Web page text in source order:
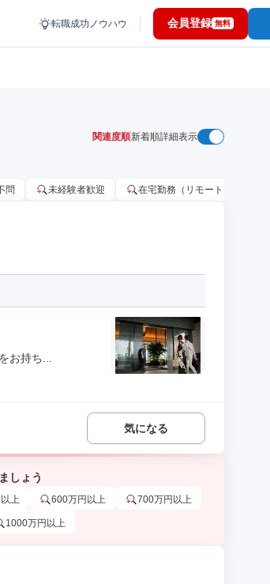
転職成功ノウハウ 会員登録 無料
関連度順新着順詳細表示
問 未経験者歓迎 在宅勤務（リモートワーク）OK
お持ち...
気になる
しょう
上 600万円以上 700万円以上
1000万円以上